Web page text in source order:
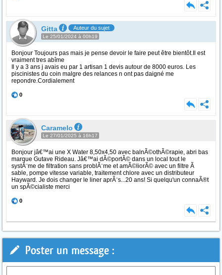
Gitta Auteur du sujet
Le 25/01/2024 à 00h19
Bonjour Toujours pas mais je pense devoir le faire peut être bientôt.Il est
vraiment tres abîme
Il y a 3 ans j avais eu par 1 artisan 1 devis autour de 8000 euros. Les
piscinistes du coin malgre des relances n ont pas daigné me
repondre.Cordialement
0
Caramelo
Le 27/01/2025 à 16h17
Bonjour jâ€™ai une X Water 8,50x4,50 avec balnÃ©othÃ©rapie, abri bas
marque Gutave Rideau. Jâ€™ai dÃ©portÃ© dans un local tout le
systÃ¨me de filtration sans problÃ¨me et amÃ©liorÃ© avec un filtre Ã
sable, pompe vitesse variable, traitement chlore avec un distributeur
Hayward. Je dois changer le liner aprÃ¨s...20 ans! Si quelqu'un connaÃ®t
un spÃ©cialiste merci
0
Poster un message :